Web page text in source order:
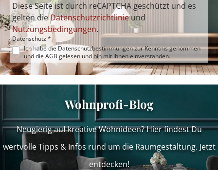
Diese Seite ist durch reCAPTCHA geschützt und es
gelten dieDatenschutzrichtlinieund
Nutzungsbedingungen.
Datenschutz *
Ich habe die Datenschutzbestimmungenzur Kenntnis genommen
und die AGB gelesen und bin mit ihnen einverstanden.
Wohnprofi-Blog
Neugierig auf kreative Wohnideen? Hier findest Du
wertvolle Tipps & Infos rund um die Raumgestaltung. Jetzt
entdecken!